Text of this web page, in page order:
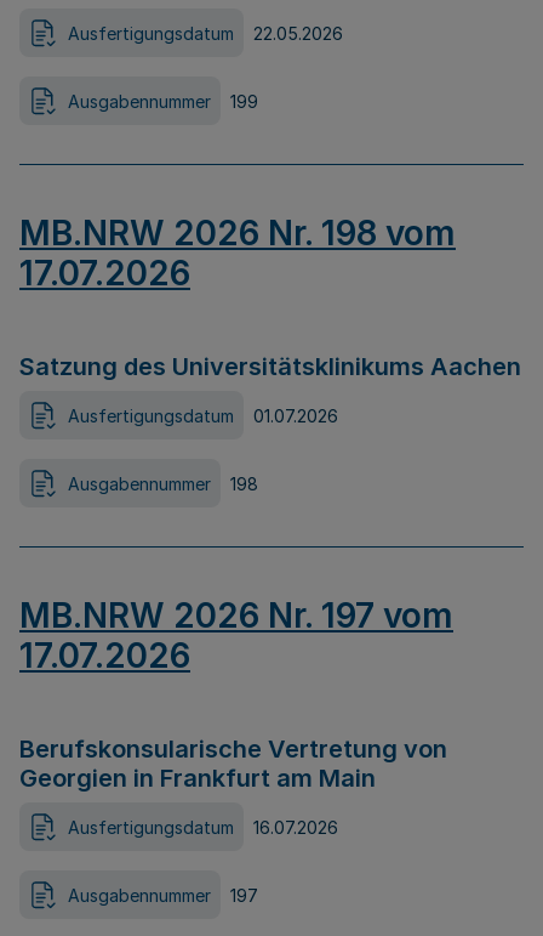
Ausfertigungsdatum 22.05.2026
Ausgabennummer 199
MB.NRW 2026 Nr. 198 vom
17.07.2026
Satzung des Universitätsklinikums Aachen
Ausfertigungsdatum 01.07.2026
Ausgabennummer 198
MB.NRW 2026 Nr. 197 vom
17.07.2026
Berufskonsularische Vertretung von
Georgien in Frankfurt am Main
Ausfertigungsdatum 16.07.2026
Ausgabennummer 197